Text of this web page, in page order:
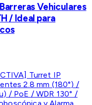
Vehiculares
/ Ideal para